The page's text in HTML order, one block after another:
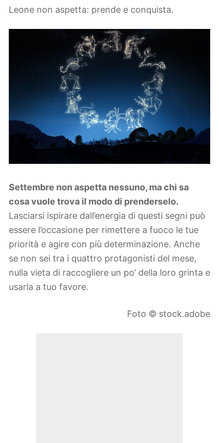
Leone non aspetta: prende e conquista.
Settembre non aspetta nessuno, ma chi sa
cosa vuole trova il modo di prenderselo.
Lasciarsi ispirare dall’energia di questi segni può
essere l’occasione per rimettere a fuoco le tue
priorità e agire con più determinazione. Anche
se non sei tra i quattro protagonisti del mese,
nulla vieta di raccogliere un po’ della loro grinta e
usarla a tuo favore.
Foto © stock.adobe